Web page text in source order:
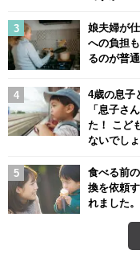
娘夫婦が
への負担
るのが普
4歳の息子
「息子さ
た！ こど
ないでし
食べる前
換を依頼
れました